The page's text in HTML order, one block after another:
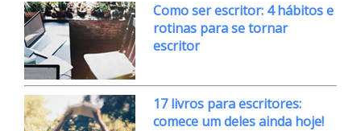
Como ser escritor: 4 hábitos e
rotinas para se tornar
escritor
17 livros para escritores:
comece um deles ainda hoje!